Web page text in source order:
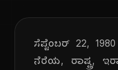
ಸೆಪ್ಟೆಂಬರ್ 22,
ನೆರೆಯ, ರಾಷ್ಟ್ರ,